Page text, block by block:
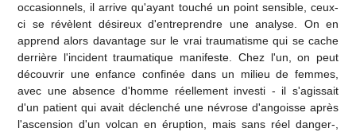
occasionnels, il arrive qu'ayant touché un point sensible, ceux-
ci se révèlent désireux d'entreprendre une analyse. On en
apprend alors davantage sur le vrai traumatisme qui se cache
derrière l'incident traumatique manifeste. Chez l'un, on peut
découvrir une enfance confinée dans un milieu de femmes,
avec une absence d'homme réellement investi - il s'agissait
d'un patient qui avait déclenché une névrose d'angoisse après
l'ascension d'un volcan en éruption, mais sans réel danger-,